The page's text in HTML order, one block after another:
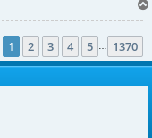
1 2 3 4 5 1370